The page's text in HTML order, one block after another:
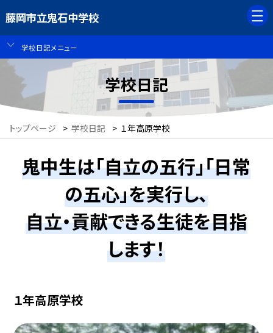
藤岡市立鬼石中学校
学校日記メニュー
学校日記
トップページ > 学校日記 > １年高原学校
鬼中生は「自立の五行」「日常
の五心」を実行し、
自立・貢献できる生徒を目指
します！
１年高原学校